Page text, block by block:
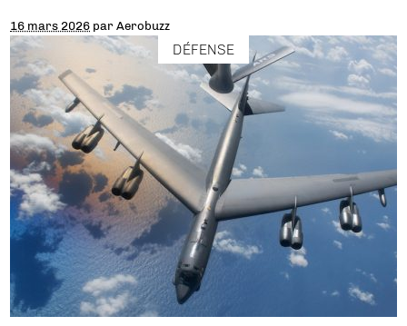
16 mars 2026 parAerobuzz
DÉFENSE